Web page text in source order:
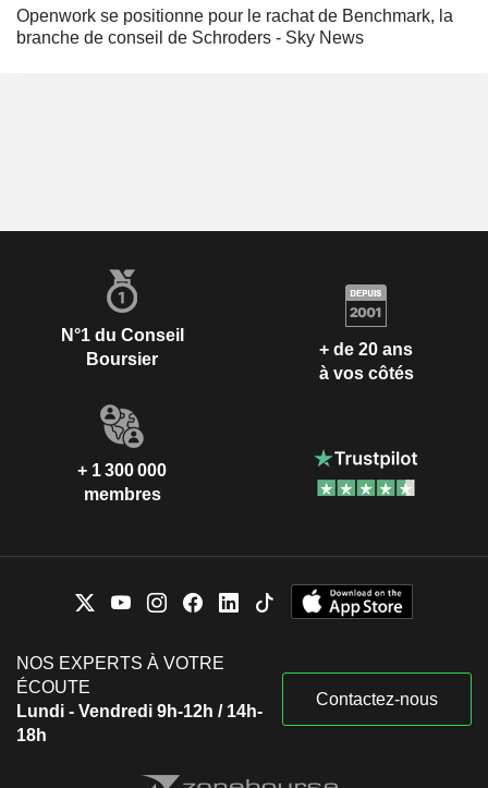
Openwork se positionne pour le rachat de Benchmark, la
branche de conseil de Schroders - Sky News
N°1 du Conseil
Boursier
+ de 20 ans
à vos côtés
+ 1 300 000
membres
NOS EXPERTS À VOTRE
ÉCOUTE
Lundi - Vendredi 9h-12h / 14h-
18h
Contactez-nous